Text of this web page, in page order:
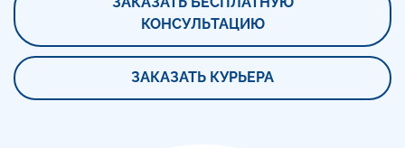
КОНСУЛЬТАЦИЮ
ЗАКАЗАТЬ КУРЬЕРА